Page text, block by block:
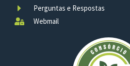
Perguntas e Respostas
Webmail